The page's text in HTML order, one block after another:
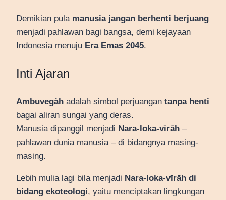
Demikian pula manusia jangan berhenti berjuang
menjadi pahlawan bagi bangsa, demi kejayaan
Indonesia menuju Era Emas 2045.
Inti Ajaran
Ambuvegàh adalah simbol perjuangan tanpa henti
bagai aliran sungai yang deras.
Manusia dipanggil menjadi Nara-loka-vīrāh –
pahlawan dunia manusia – di bidangnya masing-
masing.
Lebih mulia lagi bila menjadi Nara-loka-vīrāh di
bidang ekoteologi, yaitu menciptakan lingkungan